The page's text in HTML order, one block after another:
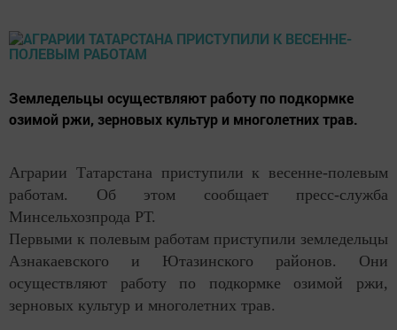
Земледельцы осуществляют работу по подкормке
озимой ржи, зерновых культур и многолетних трав.
Аграрии Татарстана приступили к весенне-полевым
работам. Об этом сообщает пресс-служба
Минсельхозпрода РТ.
Первыми к полевым работам приступили земледельцы
Азнакаевского и Ютазинского районов. Они
осуществляют работу по подкормке озимой ржи,
зерновых культур и многолетних трав.